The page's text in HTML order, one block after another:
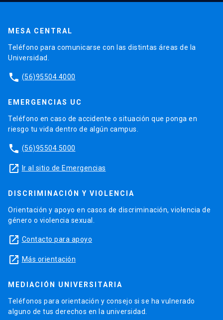
MESA CENTRAL
Teléfono para comunicarse con las distintas áreas de la
Universidad.
phone (56)95504 4000
EMERGENCIAS UC
Teléfono en caso de accidente o situación que ponga en
riesgo tu vida dentro de algún campus.
phone (56)95504 5000
launch Ir al sitio de Emergencias
DISCRIMINACIÓN Y VIOLENCIA
Orientación y apoyo en casos de discriminación, violencia de
género o violencia sexual.
launch Contacto para apoyo
launch Más orientación
MEDIACIÓN UNIVERSITARIA
Teléfonos para orientación y consejo si se ha vulnerado
alguno de tus derechos en la universidad.